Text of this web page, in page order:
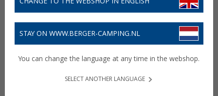
STAY ON WWW.BERGER-CAMPING.NL
You can change the language at any time in the webshop.
SELECT ANOTHER LANGUAGE